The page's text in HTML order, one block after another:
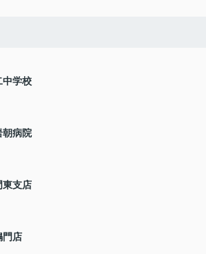
中学校
朝病院
東支店
門店